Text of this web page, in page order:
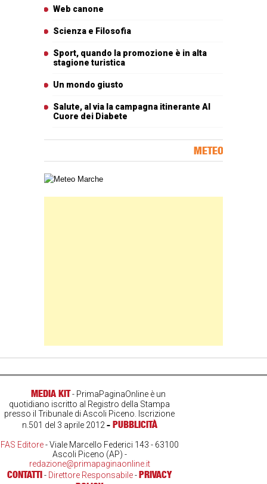
Web canone
Scienza e Filosofia
Sport, quando la promozione è in alta
stagione turistica
Un mondo giusto
Salute, al via la campagna itinerante Al
Cuore dei Diabete
METEO
Carta meteorologica delle Marche
MEDIA KIT- PrimaPaginaOnline è un
quotidiano iscritto al Registro della Stampa
presso il Tribunale di Ascoli Piceno. Iscrizione
n.501 del 3 aprile 2012 - PUBBLICITÀ
FAS Editore- Viale Marcello Federici 143 - 63100
Ascoli Piceno (AP) -
redazione@primapaginaonline.it
CONTATTI- Direttore Responsabile-PRIVACY